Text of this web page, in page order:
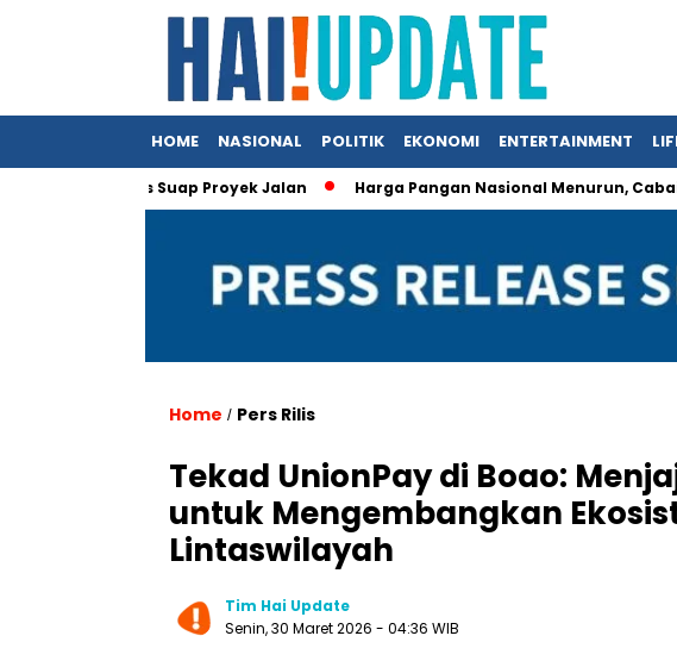
HOME NASIONAL POLITIK EKONOMI ENTERTAINMENT
Kasus Suap Proyek Jalan Harga Pangan Nasional Menurun, Cabai dan
Home / Pers Rilis
Tekad UnionPay di Boao:
untuk Mengembangkan
Lintaswilayah
Tim Hai Update
Senin, 30 Maret 2026 - 04:36 WIB